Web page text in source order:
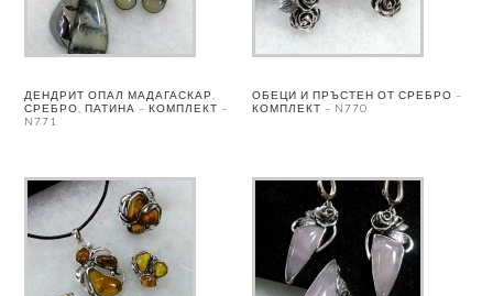
ДЕНДРИТ ОПАЛ МАДАГАСКАР,
СРЕБРО, ПАТИНА – КОМПЛЕКТ –
N771
ОБЕЦИ И ПРЪСТЕН ОТ СРЕБРО –
КОМПЛЕКТ – N770